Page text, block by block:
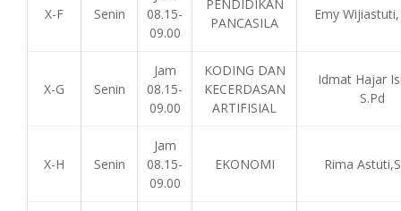
X-F Senin
08.15-
09.00
PENDIDIKAN
PANCASILA
Emy Wijiastuti,
X-G Senin
Jam
08.15-
09.00
KODING DAN
KECERDASAN
ARTIFISIAL
Idmat Hajar
S.Pd
X-H Senin
Jam
08.15-
09.00
EKONOMI Rima